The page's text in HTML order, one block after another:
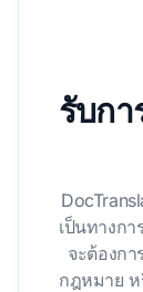
รับกา
เป็นทางก
จะต้องก
กฎหมาย